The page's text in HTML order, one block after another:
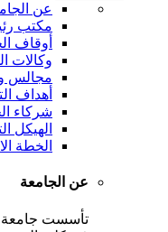
عن
مكتب
أوقاف
وكالات
مجالس
أهداف
شركاء
الهيكل
الخطة
عن الجامعة
تأسست جامعة